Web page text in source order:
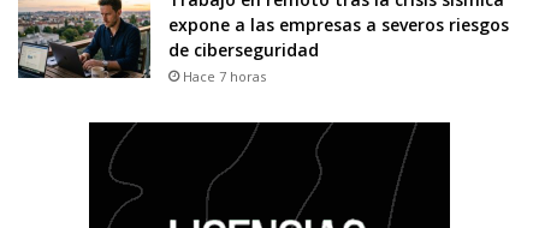
expone a las empresas a severos riesgos
de ciberseguridad
Hace 7 horas